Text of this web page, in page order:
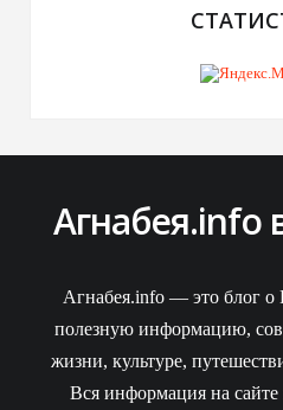
Агнабея.info
Агнабея.info — это блог о
полезную информацию,
жизни, культуре,
Вся информация на